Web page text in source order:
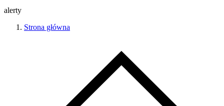
alerty
Strona główna